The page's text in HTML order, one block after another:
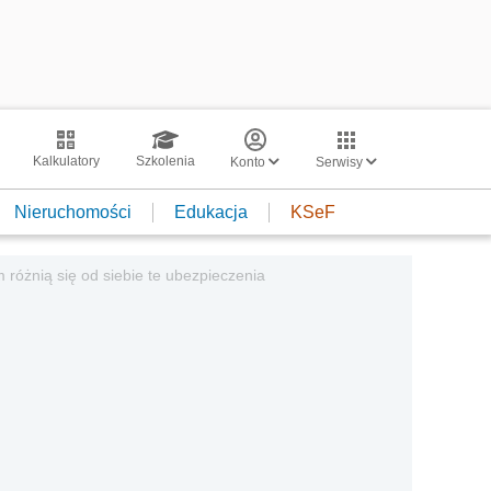
Kalkulatory Szkolenia Konto Serwisy
Nieruchomości Edukacja KSeF
różnią się od siebie te ubezpieczenia